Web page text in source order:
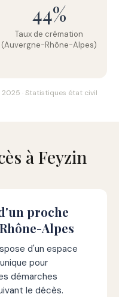
44%
Taux de crémation
(Auvergne-Rhône-Alpes)
2025 · Statistiques état civil
à Feyzin
proche
Alpes
d'un espace
pour
démarches
le décès.